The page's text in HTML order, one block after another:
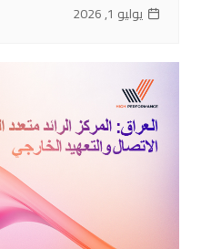
يوليو 1, 2026